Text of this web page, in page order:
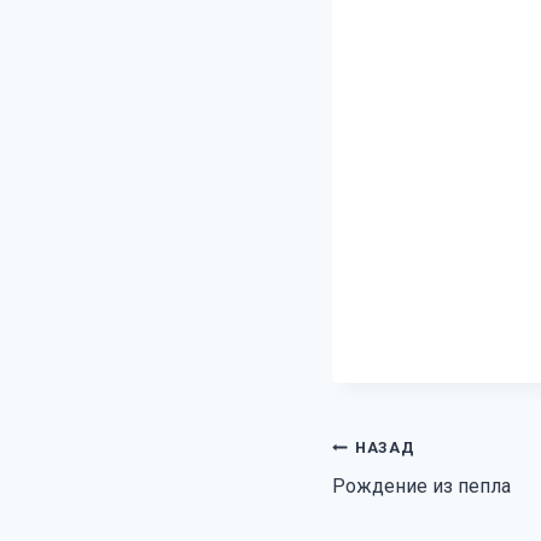
Навигация
по
НАЗАД
Рождение из пепла